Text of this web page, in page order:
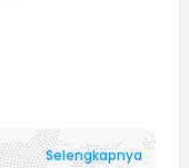
Selengkapnya